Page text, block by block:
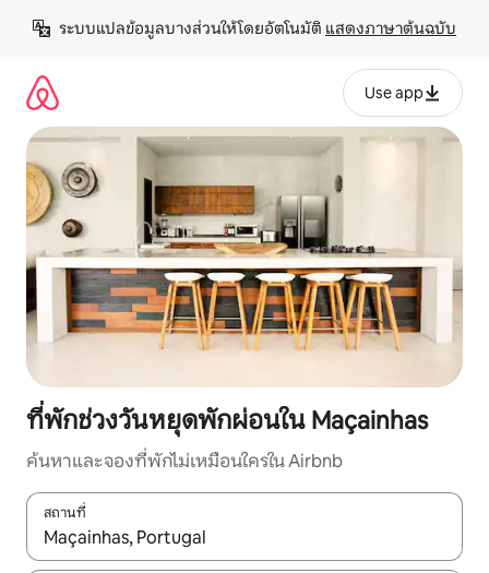
เนื้อหา
ระบบแปลข้อมูลบางส่วนให้โดยอัตโนมัติ แสดงภาษาต้นฉบับ
Use app
ที่พักช่วงวันหยุดพักผ่อนใน Maçainhas
ค้นหาและจองที่พักไม่เหมือนใครใน Airbnb
สถานที่
ใช้ลูกศรขึ้นลง หรือใช้การสัมผัสหรือปัด เพื่อสำรวจผลการค้นหา